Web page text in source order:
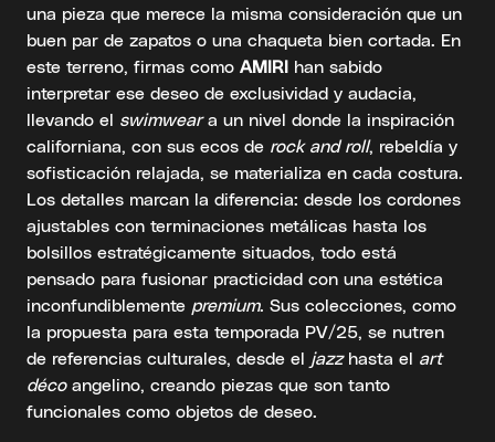
una pieza que merece la misma consideración que un
buen par de zapatos o una chaqueta bien cortada. En
este terreno, firmas como AMIRI han sabido
interpretar ese deseo de exclusividad y audacia,
llevando el swimweara un nivel donde la inspiración
californiana, con sus ecos de rock and roll, rebeldía y
sofisticación relajada, se materializa en cada costura.
Los detalles marcan la diferencia: desde los cordones
ajustables con terminaciones metálicas hasta los
bolsillos estratégicamente situados, todo está
pensado para fusionar practicidad con una estética
inconfundiblemente premium. Sus colecciones, como
la propuesta para esta temporada PV/25, se nutren
de referencias culturales, desde el jazzhasta el art
décoangelino, creando piezas que son tanto
funcionales como objetos de deseo.